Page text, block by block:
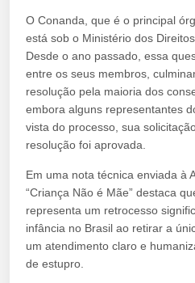
O Conanda, que é o principal
está sob o Ministério dos
Desde o ano passado, essa
entre os seus membros,
resolução pela maioria dos
embora alguns representantes
vista do processo, sua
resolução foi aprovada.
Em uma nota técnica enviada à
“Criança Não é Mãe” destaca
representa um retrocesso
infância no Brasil ao retirar a
um atendimento claro e
de estupro.